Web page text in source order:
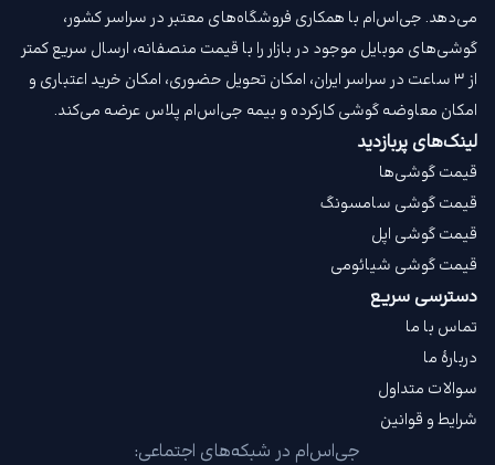
می‌دهد. جی‌اس‌ام با همکاری فروشگاه‌های معتبر در سراسر کشور،
گوشی‌های موبایل موجود در بازار را با قیمت‌ منصفانه، ارسال سریع کمتر
از ۳ ساعت در سراسر ایران، امکان تحویل حضوری، امکان خرید اعتباری و
امکان معاوضه گوشی کارکرده و بیمه جی‌اس‌ام‌ پلاس عرضه می‌کند.
لینک‌های پربازدید
قیمت گوشی‌ها
قیمت گوشی سامسونگ
قیمت گوشی اپل
قیمت گوشی شیائومی
دسترسی سریع
تماس با ما
دربارهٔ ما
سوالات متداول
شرایط و قوانین
جی‌اس‌ام در شبکه‌های اجتماعی: